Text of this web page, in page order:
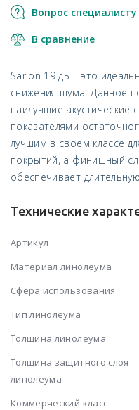
Вопрос специалисту
В сравнение
Sarlon 19 дБ – это
снижения шума. Данное
наилучшие
показателями
лучшим в своем классе
покрытий, а финишный
обеспечивает
Технические
Артикул
Материал линолеума
Сфера использования
Тип линолеума
Толщина линолеума
Толщина защитного слоя
линолеума
Коммерческий класс